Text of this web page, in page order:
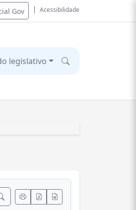
Gov Acessibilidade
legislativo